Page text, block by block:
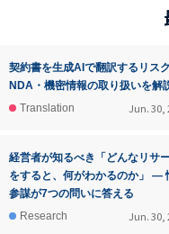
契約書を生成AIで翻訳するリスク
NDA・機密情報の取り扱いを解
Translation
Jun. 30,
経営者が知るべき「どんなリサ
をすると、何がわかるのか」 ―
参謀が7つの問いに答える
Research
Jun. 30,